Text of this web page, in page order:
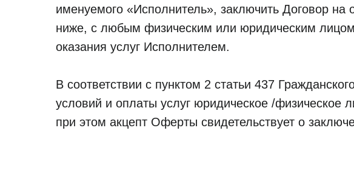
именуемого «Исполнитель», заключить Договор
ниже, с любым физическим или юридическим
оказания услуг Исполнителем.
В соответствии с пунктом 2 статьи 437
условий и оплаты услуг юридическое /физическое
при этом акцепт Оферты свидетельствует о